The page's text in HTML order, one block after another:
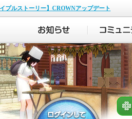
イプルストーリー】CROWNアップデート